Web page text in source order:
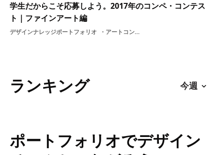
学生だからこそ応募しよう。2017年のコンペ・コンテス
ト｜ファインアート編
デザインナレッジポートフォリオ アートコンペ・コンテスト制作アーティストアルバイトクリエイター支援作品学生情報収集
ランキング
ポートフォリオでデザイン